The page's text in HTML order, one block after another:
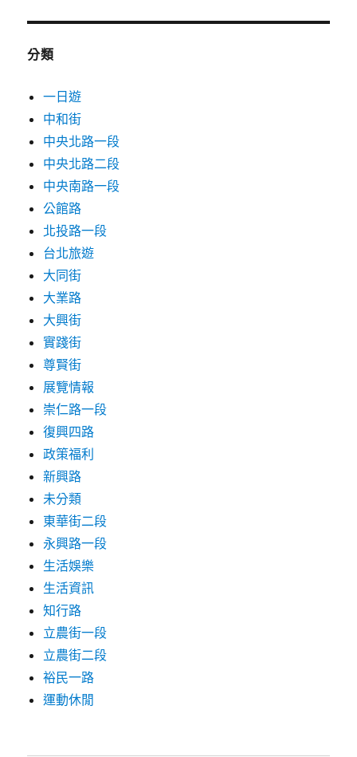
鍵
分類
一日遊
中和街
中央北路一段
中央北路二段
中央南路一段
公館路
北投路一段
台北旅遊
大同街
大業路
大興街
實踐街
尊賢街
展覽情報
崇仁路一段
復興四路
政策福利
新興路
未分類
東華街二段
永興路一段
生活娛樂
生活資訊
知行路
立農街一段
立農街二段
裕民一路
運動休閒